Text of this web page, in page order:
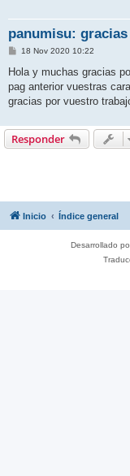
panumisu:
M
n
a
j
18 Nov 2020 10:22
Hola y muchas gracias
pag anterior vuestras
gracias por vuestro
Responder
Inicio Índice general
Desarrollado